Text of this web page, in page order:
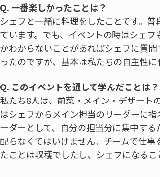
Q. 一番楽しかったことは？
シェフと一緒に料理をしたことです。
ています。でも、イベントの時はシェ
かわからないことがあればシェフに質
ったのですが、基本は私たちの自主性に
Q. このイベントを通して学んだことは？
私たち8人は、前菜・メイン・デザート
はシェフからメイン担当のリーダーに
ーダーとして、自分の担当分に集中す
配らなくてはいけません。チームで仕
たことは収穫でしたし、シェフになる